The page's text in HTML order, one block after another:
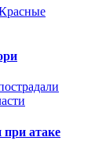
при атаке